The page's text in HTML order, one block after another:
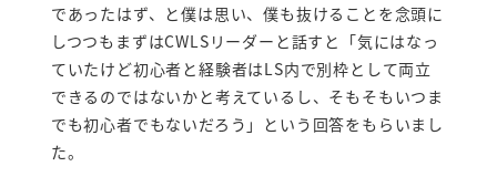
であったはず、と僕は思い、僕も抜けることを念頭に
しつつもまずはCWLSリーダーと話すと「気にはなっ
ていたけど初心者と経験者はLS内で別枠として両立
できるのではないかと考えているし、そもそもいつま
でも初心者でもないだろう」という回答をもらいまし
た。